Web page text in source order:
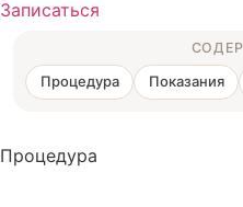
Записаться
Процедура Показания
Процедура